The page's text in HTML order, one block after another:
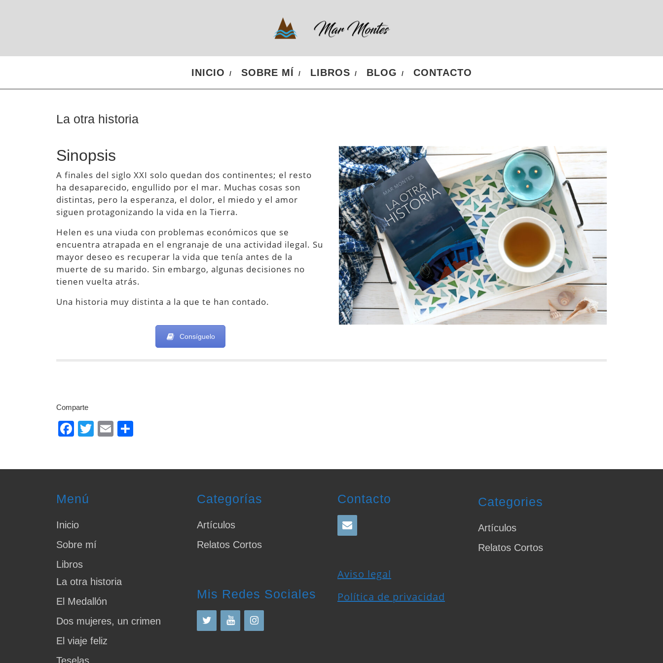
INICIO SOBRE MÍ LIBROS BLOG CONTACTO
La otra historia
Sinopsis
A finales del siglo XXI solo quedan dos continentes; el resto
ha desaparecido, engullido por el mar. Muchas cosas son
distintas, pero la esperanza, el dolor, el miedo y el amor
siguen protagonizando la vida en la Tierra.
Helen es una viuda con problemas económicos que se
encuentra atrapada en el engranaje de una actividad ilegal. Su
mayor deseo es recuperar la vida que tenía antes de la
muerte de su marido. Sin embargo, algunas decisiones no
tienen vuelta atrás.
Una historia muy distinta a la que te han contado.
Consíguelo
Comparte
F
b
o
o
k
T
E
Menú
Inicio
Sobre mí
Libros
La otra historia
El Medallón
Dos mujeres, un crimen
El viaje feliz
Teselas
Categorías
Artículos
Relatos Cortos
Mis Redes Sociales
Contacto
Aviso legal
Política de privacidad
Categories
Artículos
Relatos Cortos